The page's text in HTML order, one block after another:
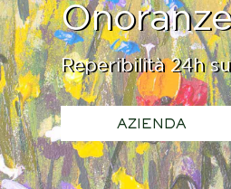
Reperibilità 24h
AZIENDA